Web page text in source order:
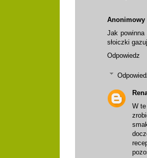
Anonimowy
Jak
słoiczki
Odpowiedz
W